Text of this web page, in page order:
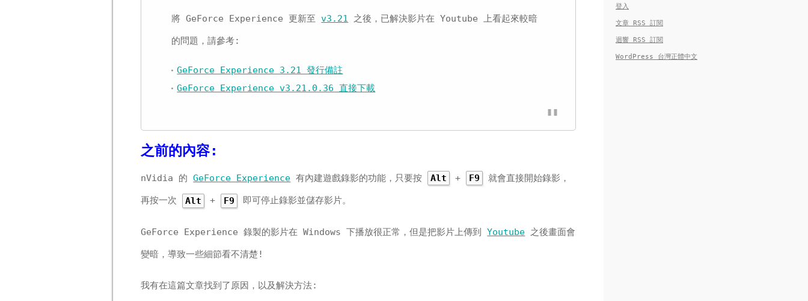
將 GeForce Experience 更新至v3.21 之後，已解決影片在 Youtube 上看起來較暗
的問題，請參考:
GeForce Experience 3.21 發行備註
GeForce Experience v3.21.0.36 直接下載
之前的內容:
nVidia 的GeForce Experience 有內建遊戲錄影的功能，只要按 Alt + F9 就會直接開始錄影，
再按一次 Alt + F9 即可停止錄影並儲存影片。
GeForce Experience 錄製的影片在 Windows 下播放很正常，但是把影片上傳到Youtube 之後畫面會
變暗，導致一些細節看不清楚!
我有在這篇文章找到了原因，以及解決方法:
登入
文章 RSS 訂閱
迴響 RSS 訂閱
WordPress 台灣正體中文